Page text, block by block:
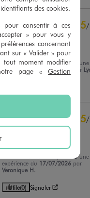
5/
Avis vérifié et récompensé
ras
Avis du06/08/2026 , suite à une
expérience du 24/07/2026 par
5/
Avis vérifié et récompensé
, suite à une
expérience du 17/07/2026 par
Veronique H.
Utile(0) Signaler
des cookies.
pour consentir à ces
» pour vous y
concernant
sur « Valider » pour
tout moment modifier
page « Gestion